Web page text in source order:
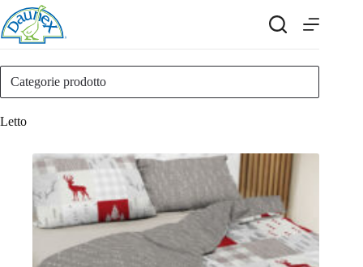
Salta
al
contenuto
Letto
Categorie prodotto